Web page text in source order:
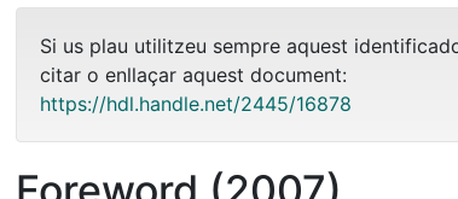
Si us plau utilitzeu sempre aquest
citar o enllaçar aquest document:
https://hdl.handle.net/2445/16878